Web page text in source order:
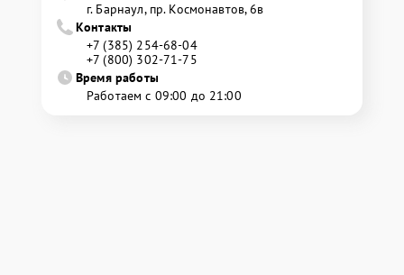
г. Барнаул, ​пр. Космонавтов, 6в
Контакты
+7 (385) 254-68-04
+7 (800) 302-71-75
Время работы
Работаем с 09:00 до 21:00